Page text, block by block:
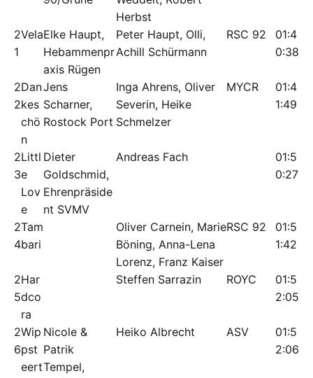
Herbst
2
1
VelaElke Haupt,
Hebammenpr
axis Rügen
Peter Haupt, Olli,
Achill Schürmann
RSC 92
01:4
0:38
2
2
Dan
kes
chö
n
Jens
Scharner,
Rostock Port
Inga Ahrens, Oliver
Severin, Heike
Schmelzer
MYCR
01:4
1:49
2
3
Littl
e
Lov
e
Dieter
Goldschmid,
Ehrenpräside
nt SVMV
Andreas Fach
01:5
0:27
2
4
Tam
bari
Oliver Carnein, Marie
Böning, Anna-Lena
Lorenz, Franz Kaiser
RSC 92
01:5
1:42
2
5
Har
dco
ra
Steffen Sarrazin ROYC
01:5
2:05
2
6
Wip
pst
eert
Nicole &
Patrik
Tempel,
Heiko Albrecht ASV
01:5
2:06